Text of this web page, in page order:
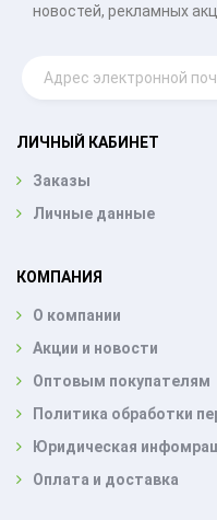
новостей, рекламных
ЛИЧНЫЙ КАБИНЕТ
Заказы
Личные данные
КОМПАНИЯ
О компании
Акции и новости
Оптовым покупателям
Политика обработки
Юридическая
Оплата и доставка